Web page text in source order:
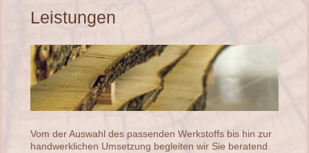
Leistungen
Vom der Auswahl des passenden Werkstoffs bis hin zur
handwerklichen Umsetzung begleiten wir Sie beratend